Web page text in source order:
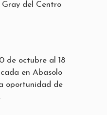
del Centro
de octubre al 18
en Abasolo
oportunidad de